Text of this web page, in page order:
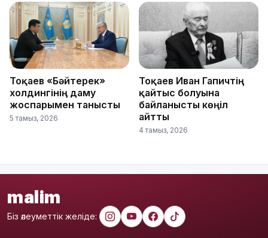
Тоқаев «Бәйтерек»
холдингінің даму
жоспарымен танысты
5 тамыз, 2026
Тоқаев Иван Гапичтің
қайтыс болуына
байланысты көңіл
айтты
4 тамыз, 2026
malim
Біз әлеуметтік желіде: